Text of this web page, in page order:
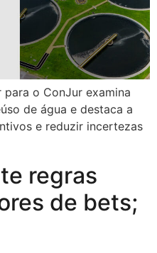
o ConJur examina
de água e destaca a
e reduzir incertezas
regras
de bets;